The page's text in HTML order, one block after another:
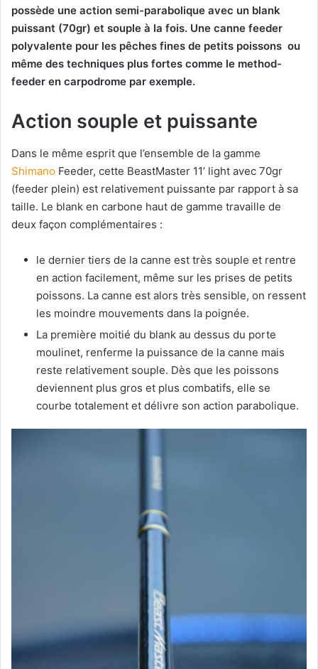
possède une action semi-parabolique avec un blank
puissant (70gr) et souple à la fois. Une canne feeder
polyvalente pour les pêches fines de petits poissons ou
même des techniques plus fortes comme le method-
feeder en carpodrome par exemple.
Action souple et puissante
Dans le même esprit que l’ensemble de la gamme
Shimano Feeder, cette BeastMaster 11’ light avec 70gr
(feeder plein) est relativement puissante par rapport à sa
taille. Le blank en carbone haut de gamme travaille de
deux façon complémentaires :
le dernier tiers de la canne est très souple et rentre
en action facilement, même sur les prises de petits
poissons. La canne est alors très sensible, on ressent
les moindre mouvements dans la poignée.
La première moitié du blank au dessus du porte
moulinet, renferme la puissance de la canne mais
reste relativement souple. Dès que les poissons
deviennent plus gros et plus combatifs, elle se
courbe totalement et délivre son action parabolique.